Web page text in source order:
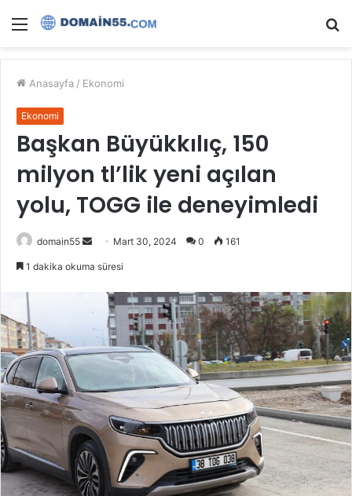
Menü
Anasayfa / Ekonomi
Ekonomi
Başkan Büyükkılıç, 150
milyon tl’lik yeni açılan
yolu, TOGG ile deneyimledi
domain55
Bir
göndermek
Mart 30, 2024 0 161
1 dakika okuma süresi